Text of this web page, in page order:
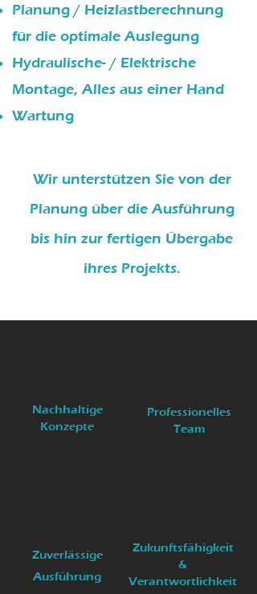
Planung / Heizlastberechnung
für die optimale Auslegung
Hydraulische- / Elektrische
Montage,Alles aus einer Hand
Wartung
Wir unterstützen Sie von der
Planung über die Ausführung
bis hin zur fertigen Übergabe
ihres Projekts.
Nachhaltige
Konzepte
Professionelles
Team
Zuverlässige
Ausführung
Zukunftsfähigkeit
&
Verantwortlichkeit